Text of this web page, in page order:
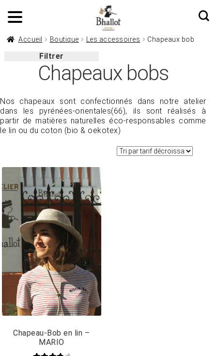
Accueil Boutique Les accessoires Chapeaux bob
Filtrer
Chapeaux bobs
Nos chapeaux sont confectionnés dans notre atelier
dans les pyrénées-orientales(66), ils sont réalisés à
partir de matières naturelles éco-responsables comme
le lin ou du coton (bio & oekotex)
Chapeau-Bob en lin –
MARIO